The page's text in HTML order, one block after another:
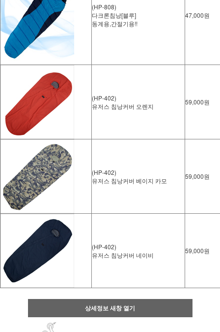
(HP-808)
다크론침낭[블루]
동계용,간절기용!!
47,000원
(HP-402)
유저스 침낭커버 오렌지
59,000원
(HP-402)
유저스 침낭커버 베이지 카모
59,000원
(HP-402)
유저스 침낭커버 네이비
59,000원
상세정보 새창 열기